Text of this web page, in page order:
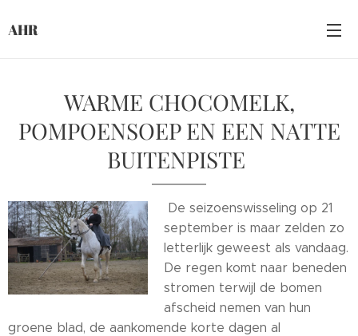
AHR
WARME CHOCOMELK,
POMPOENSOEP EN EEN NATTE
BUITENPISTE
De seizoenswisseling op 21
september is maar zelden zo
letterlijk geweest als vandaag.
De regen komt naar beneden
stromen terwijl de bomen
afscheid nemen van hun
groene blad, de aankomende korte dagen al